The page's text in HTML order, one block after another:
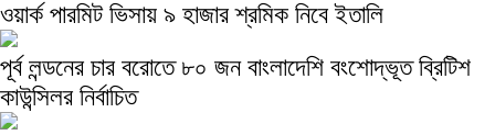
ওয়ার্ক পারমিট ভিসায় ৯ হাজার শ্রমিক নিবে ইতালি
পূর্ব লন্ডনের চার বরোতে ৮০ জন বাংলাদেশি বংশোদ্ভূত ব্রিটিশ
কাউন্সিলর নির্বাচিত